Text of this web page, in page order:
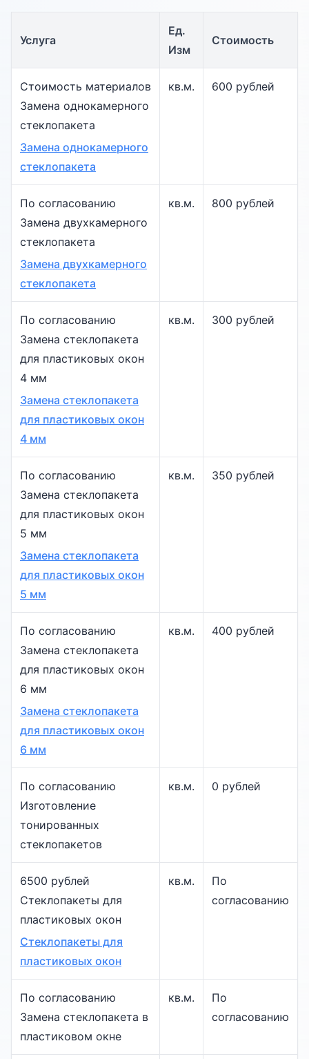
Услуга
Ед.
Изм
Стоимость
Стоимость материалов
Замена однокамерного
стеклопакета
Замена однокамерного
стеклопакета
кв.м. 600 рублей
По согласованию
Замена двухкамерного
стеклопакета
Замена двухкамерного
стеклопакета
кв.м. 800 рублей
По согласованию
Замена стеклопакета
для пластиковых окон
4 мм
Замена стеклопакета
для пластиковых окон
4 мм
кв.м. 300 рублей
По согласованию
Замена стеклопакета
для пластиковых окон
5 мм
Замена стеклопакета
для пластиковых окон
5 мм
кв.м. 350 рублей
По согласованию
Замена стеклопакета
для пластиковых окон
6 мм
Замена стеклопакета
для пластиковых окон
6 мм
кв.м. 400 рублей
По согласованию
Изготовление
тонированных
стеклопакетов
кв.м. 0 рублей
6500 рублей
Стеклопакеты для
пластиковых окон
Стеклопакеты для
пластиковых окон
кв.м.
По
согласованию
По согласованию
Замена стеклопакета в
пластиковом окне
кв.м.
По
согласованию